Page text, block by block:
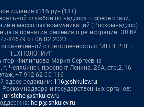
издание «116.ру» (18+)
службой по надзору в сфере связи,
и массовых коммуникаций (Роскомнадзор)
дата принятия решения о регистрации: ЭЛ №
84679 от 06.02.2023 г.
ответственностью "ИНТЕРНЕТ
ТЕХНОЛОГИИ"
Филипцева Мария Сергеевна
Челябинск, проспект Ленина, 26А, стр.2, 16
+7 912 62 00 116
адрес редакции: 116@shkulev.ru
и государственных органов:
juristchel@shkulev.ru
help@shkulev.ru